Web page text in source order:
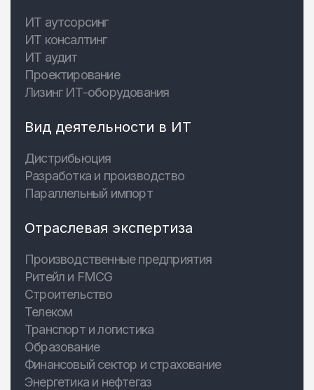
ИТ аутсорсинг
ИТ консалтинг
ИТ аудит
Проектирование
Лизинг ИТ-оборудования
Вид деятельности в ИТ
Дистрибьюция
Разработка и производство
Параллельный импорт
Отраслевая экспертиза
Производственные предприятия
Ритейл и FMCG
Строительство
Телеком
Транспорт и логистика
Образование
Финансовый сектор и страхование
Энергетика и нефтегаз